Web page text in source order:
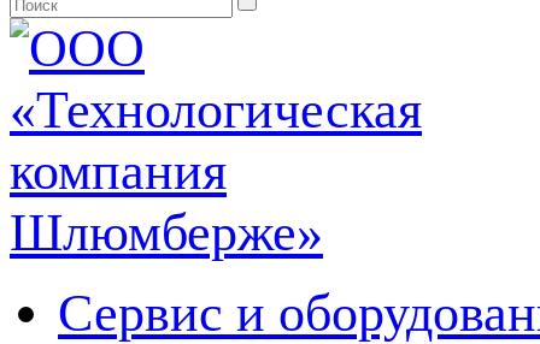
Сервис и